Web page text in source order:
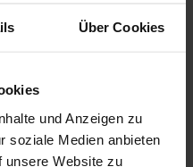
Über Cookies
und Anzeigen zu
soziale Medien anbieten
unsere Website zu
ab Balkonkabineab
1.949 €